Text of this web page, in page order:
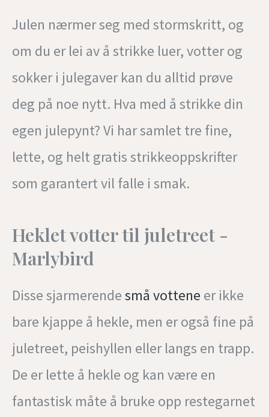
Julen nærmer seg med stormskritt, og
om du er lei av å strikke luer, votter og
sokker i julegaver kan du alltid prøve
deg på noe nytt. Hva med å strikke din
egen julepynt? Vi har samlet tre fine,
lette, og helt gratis strikkeoppskrifter
som garantert vil falle i smak.
Heklet votter til juletreet -
Marlybird
Disse sjarmerendesmå vottene er ikke
bare kjappe å hekle, men er også fine på
juletreet, peishyllen eller langs en trapp.
De er lette å hekle og kan være en
fantastisk måte å bruke opp restegarnet